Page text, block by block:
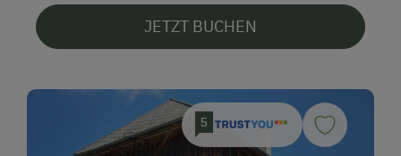
JETZT BUCHEN
5